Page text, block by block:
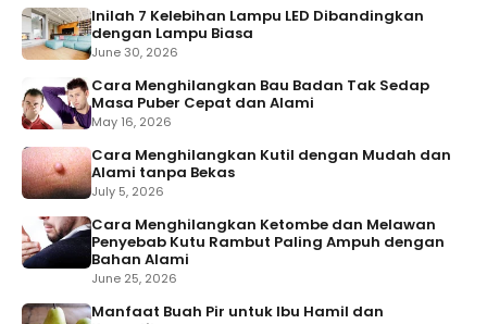
Inilah 7 Kelebihan Lampu LED Dibandingkan
dengan Lampu Biasa
June 30, 2026
Cara Menghilangkan Bau Badan Tak Sedap
Masa Puber Cepat dan Alami
May 16, 2026
Cara Menghilangkan Kutil dengan Mudah dan
Alami tanpa Bekas
July 5, 2026
Cara Menghilangkan Ketombe dan Melawan
Penyebab Kutu Rambut Paling Ampuh dengan
Bahan Alami
June 25, 2026
Manfaat Buah Pir untuk Ibu Hamil dan